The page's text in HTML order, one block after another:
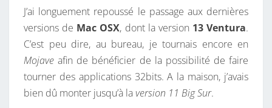
I
C
Ô
N
E
T
A
I
R
E
J’ai longuement repoussé le passage aux dernières
versions de Mac OSX, dont la version 13 Ventura.
C’est peu dire, au bureau, je tournais encore en
Mojave afin de bénéficier de la possibilité de faire
tourner des applications 32bits. A la maison, j’avais
bien dû monter jusqu’à laversion 11 Big Sur.